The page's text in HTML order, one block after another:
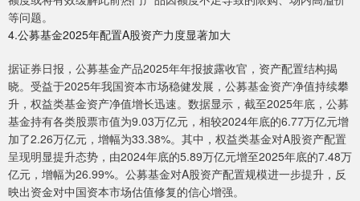
等问题。
4.公募基金2025年配置A股资产力度显著加大
据证券日报，公募基金产品2025年年报披露收官，资产配置结构揭
晓。受益于2025年我国资本市场稳健发展，公募基金资产净值持续攀
升，权益类基金资产净值增长迅速。数据显示，截至2025年底，公募
基金持有各类股票市值为9.03万亿元，相较2024年底的6.77万亿元增
加了2.26万亿元，增幅为33.38%。其中，权益类基金对A股资产配置
呈现明显提升态势，由2024年底的5.89万亿元增至2025年底的7.48万
亿元，增幅为26.99%。公募基金对A股资产配置规模进一步提升，反
映出资金对中国资本市场估值修复的信心增强。